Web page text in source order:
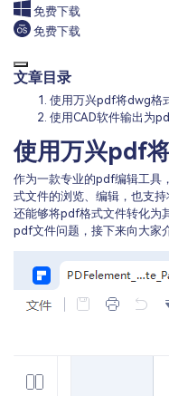
免费下载
免费下载
文章目录
使用万兴pdf将dwg格
使用CAD软件输出为
使用万兴pdf
作为一款专业的pdf编辑工具
式文件的浏览、编辑，也支
还能够将pdf格式文件转化为
pdf文件问题，接下来向大家